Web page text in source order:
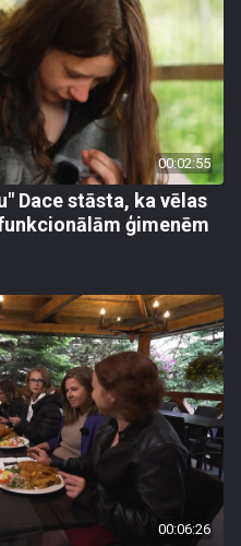
00:02:55
Dace stāsta, ka vēlas
ģimenēm
00:06:26